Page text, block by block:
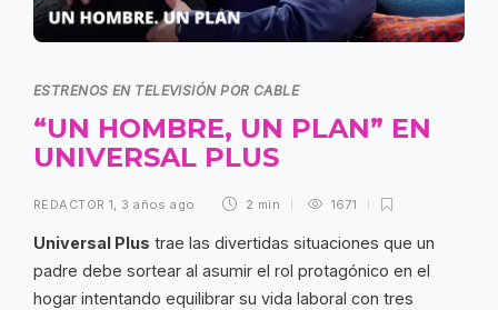
ESTRENOS EN TELEVISIÓN POR CABLE
“UN HOMBRE, UN PLAN” EN
UNIVERSAL PLUS
REDACTOR 1, 3 años ago 2 min 1671
Universal Plus trae las divertidas situaciones que un
padre debe sortear al asumir el rol protagónico en el
hogar intentando equilibrar su vida laboral con tres